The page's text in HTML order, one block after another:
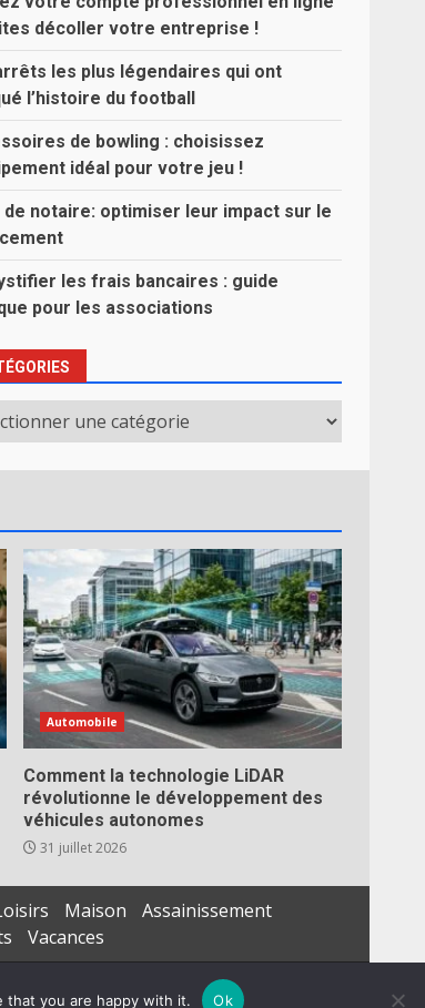
décoller votre entreprise !
les plus légendaires qui ont
l’histoire du football
de bowling : choisissez
idéal pour votre jeu !
de notaire: optimiser leur impact sur le
les frais bancaires : guide
pour les associations
Automobile
Comment la technologie LiDAR
révolutionne le développement des
véhicules autonomes
31 juillet 2026
Maison
Assainissement
Vacances
that you are happy with it. Ok